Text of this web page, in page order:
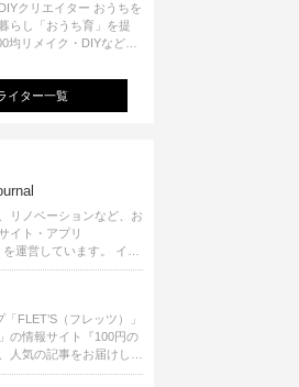
【Rumiのおうち時間を
ア】を出版しました。
クリエイター おうちを
らし「おうち育」を提
均リメイク・DIYなどお
アンティークな部屋つく
出演・コラム執筆・
イター一覧
リノベーションなど、お
イト・アプリ
を運営しています。 イン
り暮らし、ふたり暮らし
ど、賃貸でも自分らしい
ためのヒントをお届けし
FLET’S（フレッツ）」
の情報サイト『100円の
人気の記事をお届けしま